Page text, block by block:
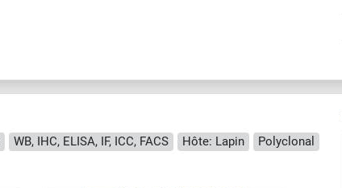
WB, IHC, ELISA, IF, ICC, FACS Hôte: Lapin
Polyclonal